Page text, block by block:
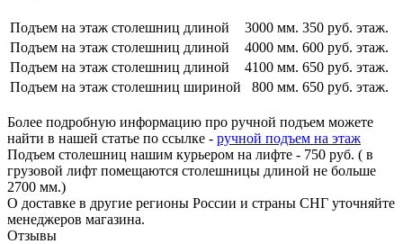
Подъем на этаж столешниц длиной 3000 мм. 350 руб. этаж.
Подъем на этаж столешниц длиной
4000 мм. 600 руб. этаж.
Подъем на этаж столешниц длиной
4100 мм. 650 руб. этаж.
Подъем на этаж столешниц шириной
800 мм. 650 руб. этаж.
Более подробную информацию про ручной подъем можете
найти в нашей статье по ссылке - ручной подъем на этаж
Подъем столешниц нашим курьером на лифте - 750 руб. ( в
грузовой лифт помещаются столешницы длиной не больше
2700 мм.)
О доставке в другие регионы России и страны СНГ уточняйте
менеджеров магазина.
Отзывы